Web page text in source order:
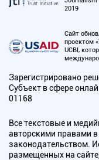
2019
Сайт
проектом
UCBI,
Зарегистрировано
Субъект в сфере
01168
Все текстовые и
авторскими правами
законодательством.
размещенных на